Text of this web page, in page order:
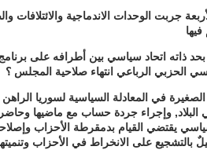
جربت الوحدات الاندماجية والائتلافات
ذاته اتحاد سياسي بين أطرافه على
في المعادلة السياسية لسوريا الراهن
البلاد, وإجراء جردة حساب مع ماضيها
يقتضي القيام بدمقرطة الأحزاب
بالتشجيع على الانخراط في الأحزاب